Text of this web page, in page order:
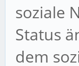
soziale
Status
dem